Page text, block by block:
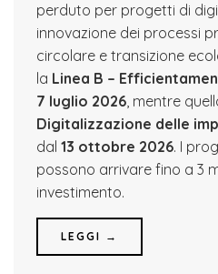
perduto per progetti di
innovazione dei processi
circolare e transizione
la Linea B –
7 luglio 2026, mentre
Digitalizzazione delle
dal 13 ottobre 2026. I
possono arrivare fino a 3
investimento.
LEGGI →